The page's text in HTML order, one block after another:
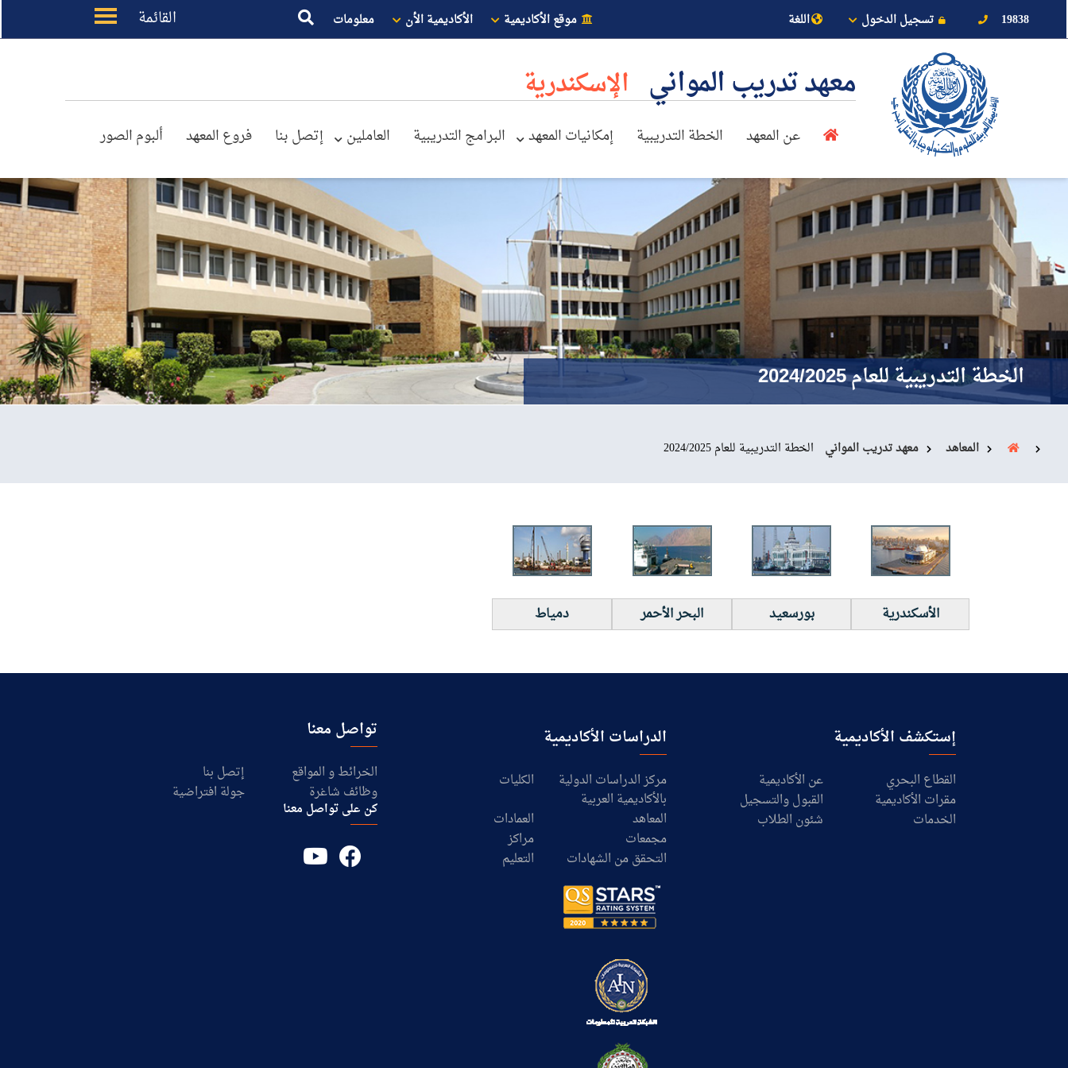
19838 تسجيل الدخول اللغة موقع الأكاديمية الأكاديمية الأن معلومات القائمة
عن الأكاديمية
النقل البحري
القبول والتسجيل
الدراسات الأكاديمية
طلبة الأكاديمية
التدريب والخدمة
المجتمعية
معهد تدريب المواني الإسكندرية
عن المعهد الخطة التدريبية إمكانيات المعهد البرامج التدريبية العاملين إتصل بنا فروع المعهد ألبوم الصور
الخطة التدريبية للعام 2024/2025
المعاهد معهد تدريب المواني الخطة التدريبية للعام 2024/2025
الأسكندرية بورسعيد البحر الأحمر دمياط
إستكشف الأكاديمية
عن الأكاديمية
القطاع البحري
القبول والتسجيل
مقرات الأكاديمية
شئون الطلاب
الخدمات
الدراسات الأكاديمية
الكليات
مركز الدراسات الدولية
بالأكاديمية العربية
العمادات
المعاهد
مراكز
مجمعات
التعليم
التحقق من الشهادات
تواصل معنا
إتصل بنا
الخرائط و المواقع
جولة افتراضية
وظائف شاغرة
كن على تواصل معنا